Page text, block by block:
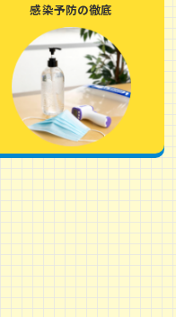
感染予防の徹底